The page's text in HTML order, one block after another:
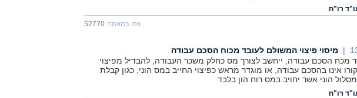
רו"ח
צפו במאמר: 52770
מיסוי פיצוי המשולם לעובד מכוח הסכם עבודה
מכח הסכם עבודה, ייחשב לצורך מס כחלק משכר העבודה, להבדיל מפיצוי
אינו בהסכם עבודה, או מוגדר מראש כפיצוי החייב במס הוני, כגון קבלת
הוני אשר יחויב במס רוח הון בלבד
רו"ח